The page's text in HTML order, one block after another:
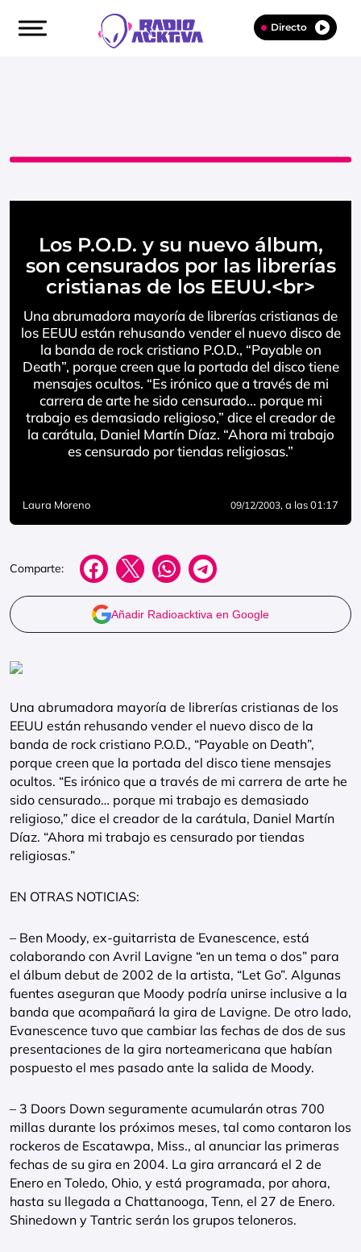
Directo
Los P.O.D. y su nuevo álbum,
son censurados por las librerías
cristianas de los EEUU.<br>
Una abrumadora mayoría de librerías cristianas de
los EEUU están rehusando vender el nuevo disco de
la banda de rock cristiano P.O.D., “Payable on
Death”, porque creen que la portada del disco tiene
mensajes ocultos. “Es irónico que a través de mi
carrera de arte he sido censurado… porque mi
trabajo es demasiado religioso,” dice el creador de
la carátula, Daniel Martín Díaz. “Ahora mi trabajo
es censurado por tiendas religiosas.”
Laura Moreno 09/12/2003, a las 01:17
Comparte:
Añadir Radioacktiva en Google
Una abrumadora mayoría de librerías cristianas de los
EEUU están rehusando vender el nuevo disco de la
banda de rock cristiano P.O.D., “Payable on Death”,
porque creen que la portada del disco tiene mensajes
ocultos. “Es irónico que a través de mi carrera de arte he
sido censurado… porque mi trabajo es demasiado
religioso,” dice el creador de la carátula, Daniel Martín
Díaz. “Ahora mi trabajo es censurado por tiendas
religiosas.”
EN OTRAS NOTICIAS:
– Ben Moody, ex-guitarrista de Evanescence, está
colaborando con Avril Lavigne “en un tema o dos” para
el álbum debut de 2002 de la artista, “Let Go”. Algunas
fuentes aseguran que Moody podría unirse inclusive a la
banda que acompañará la gira de Lavigne. De otro lado,
Evanescence tuvo que cambiar las fechas de dos de sus
presentaciones de la gira norteamericana que habían
pospuesto el mes pasado ante la salida de Moody.
– 3 Doors Down seguramente acumularán otras 700
millas durante los próximos meses, tal como contaron los
rockeros de Escatawpa, Miss., al anunciar las primeras
fechas de su gira en 2004. La gira arrancará el 2 de
Enero en Toledo, Ohio, y está programada, por ahora,
hasta su llegada a Chattanooga, Tenn, el 27 de Enero.
Shinedown y Tantric serán los grupos teloneros.